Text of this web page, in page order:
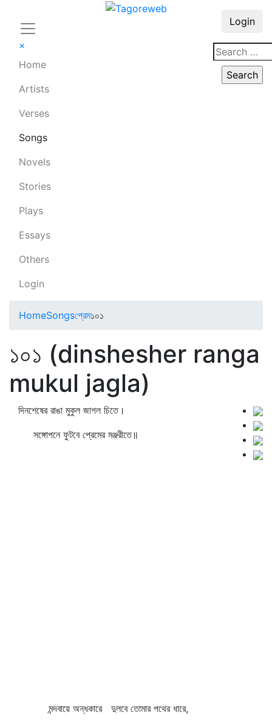
×
Home
Artists
Verses
Songs
Novels
Stories
Plays
Essays
Others
Login
Login
HomeSongsপ্রেম১০১
১০১ (dinshesher ranga
mukul jagla)
দিনশেষের রাঙা মুকুল জাগল চিতে।
সঙ্গোপনে ফুটবে প্রেমের মঞ্জরীতে॥
মন্দবায়ে অন্ধকারে দুলবে তোমার পথের ধারে,